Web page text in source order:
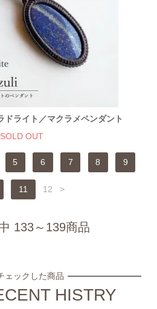
ドライト／マクラメペンダント
SOLD OUT
5 6 7 8 9
11 12 >
133～139商品
ェックした商品
HISTRY